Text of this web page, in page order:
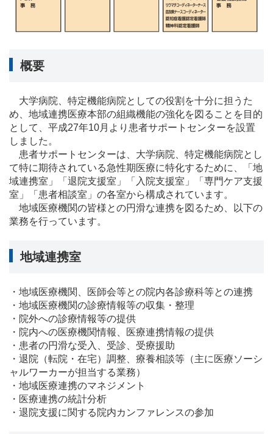
概要
大学病院、特定機能病院としての役割を十分に担うた
め、地域連携医療本部の組織機能の強化を図ることを目的
として、平成27年10月より患者サポートセンターを設置
しました。
患者サポートセンターは、大学病院、特定機能病院とし
て特に期待されている急性期医療に特化するために、「地
域連携室」「退院支援室」「入院支援室」「専門ケア支援
室」「患者相談室」の各室から構成されています。
地域医療機関の皆様との円滑な連携を図るため、以下の
業務を行っています。
地域連携室
・地域医療機関、医師会等との院内各診療科等との連携
・地域医療機関の診療情報等の収集・整理
・院外への診療情報等の提供
・院内への医療機関情報、医療連携情報の提供
・患者の円滑な受入、受診、受療援助
・退院（転院・在宅）調整、療養相談等（主に医療ソーシ
ャルワーカーが担当する業務）
・地域医療連携のマネジメント
・医療連携の統計分析
・退院支援に関する院内カンファレンスの参加